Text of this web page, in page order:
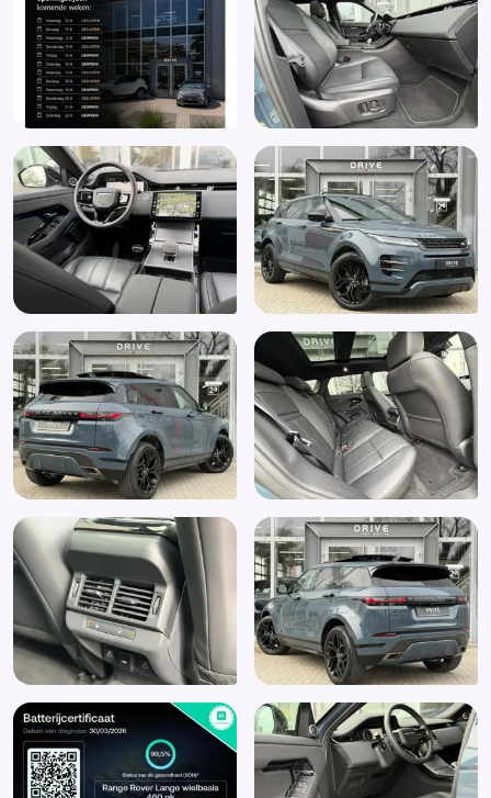
Boordcomputer
Buitenspiegels in andere kleur
Buitenspiegels met verlichting
Bumpers in carrosseriekleur
ClearSight achteruitkijkspiegel (031BS)
Cold Climate Pack (072BI)
DAB+-tuner (Digital Audio Broadcasting) (025JB)
Dakspoiler
Dark Anodised interieurafwerking (088YX)
Differentieel blokkering
Dimlichten automatisch
Draadloze telefoonlader
Driver Condition Monitor (086DH)
Elektrische ramen achter
Elektrische ramen voor
Elektrisch verstel-, verwarm- en inklapbare
buitenspiegels (030NM)
Elektrisch verstel-, verwarm- en inklapbare
buitenspiegels met instapverlichting (030RJ)
Elektronische remkrachtverdeling
Elektronisch Stabiliteits Programma
Enkele, naar boven scharnierende achterklep met
elektrische bediening (openen en sluiten) (070AV)
Glans exterieur delen
Head Up Display (039IB)
Hemelbekleding donker